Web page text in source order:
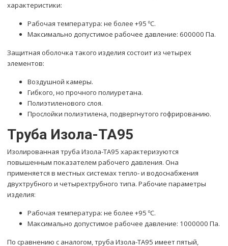
характеристики:
Рабочая температура: не более +95 ºC.
Максимально допустимое рабочее давление: 600000 Па.
Защитная оболочка такого изделия состоит из четырех
элементов:
Воздушной камеры.
Гибкого, но прочного полиуретана.
Полиэтиленового слоя.
Прослойки полиэтилена, подвергнутого гофрированию.
Труба Изола-ТА95
Изолированная труба Изола-ТА95 характеризуются
повышенным показателем рабочего давления. Она
применяется в местных системах тепло- и водоснабжения
двухтрубного и четырехтрубного типа. Рабочие параметры
изделия:
Рабочая температура: не более +95 ºC.
Максимально допустимое рабочее давление: 1000000 Па.
По сравнению с аналогом, труба Изола-ТА95 имеет пятый,